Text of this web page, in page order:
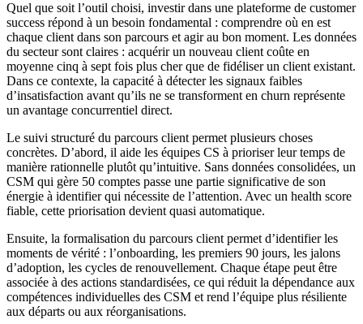
Quel que soit l’outil choisi, investir dans une plateforme de customer
success répond à un besoin fondamental : comprendre où en est
chaque client dans son parcours et agir au bon moment. Les données
du secteur sont claires : acquérir un nouveau client coûte en
moyenne cinq à sept fois plus cher que de fidéliser un client existant.
Dans ce contexte, la capacité à détecter les signaux faibles
d’insatisfaction avant qu’ils ne se transforment en churn représente
un avantage concurrentiel direct.
Le suivi structuré du parcours client permet plusieurs choses
concrètes. D’abord, il aide les équipes CS à prioriser leur temps de
manière rationnelle plutôt qu’intuitive. Sans données consolidées, un
CSM qui gère 50 comptes passe une partie significative de son
énergie à identifier qui nécessite de l’attention. Avec un health score
fiable, cette priorisation devient quasi automatique.
Ensuite, la formalisation du parcours client permet d’identifier les
moments de vérité : l’onboarding, les premiers 90 jours, les jalons
d’adoption, les cycles de renouvellement. Chaque étape peut être
associée à des actions standardisées, ce qui réduit la dépendance aux
compétences individuelles des CSM et rend l’équipe plus résiliente
aux départs ou aux réorganisations.